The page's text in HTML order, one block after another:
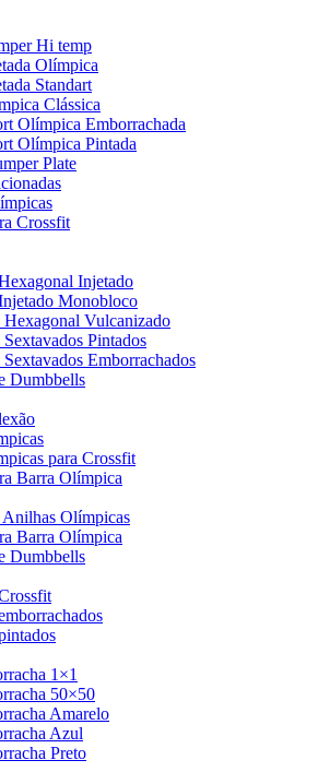
Hi temp
Olímpica
Standart
Clássica
Olímpica Emborrachada
Olímpica Pintada
Plate
Crossfit
Injetado
Monobloco
Vulcanizado
Pintados
Emborrachados
Dumbbells
para Crossfit
Barra Olímpica
Anilhas Olímpicas
Barra Olímpica
Dumbbells
1×1
50×50
Amarelo
Azul
Preto